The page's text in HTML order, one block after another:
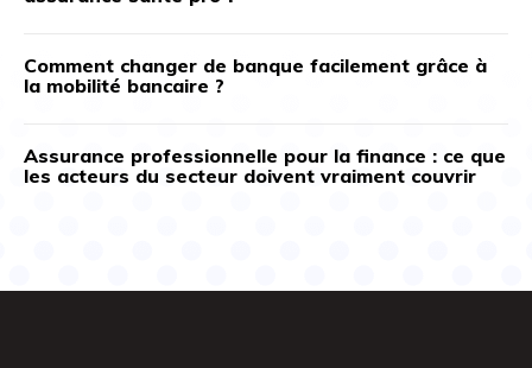
Comment changer de banque facilement grâce à
la mobilité bancaire ?
Assurance professionnelle pour la finance : ce que
les acteurs du secteur doivent vraiment couvrir